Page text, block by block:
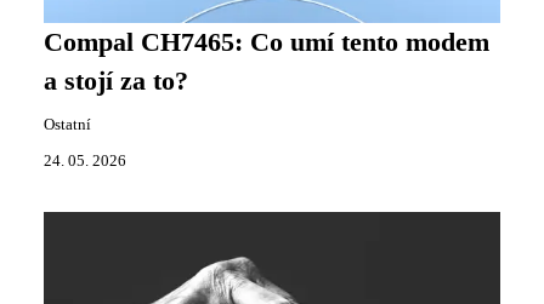
Compal CH7465: Co umí tento modem
a stojí za to?
Ostatní
24. 05. 2026